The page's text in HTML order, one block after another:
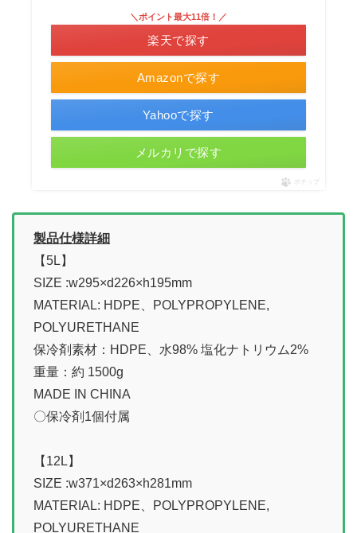
Amazonで探す
＼ポイント最大11倍！／
楽天で探す
Yahooで探す
メルカリで探す
ポチップ
製品仕様詳細
【5L】
SIZE :w295×d226×h195mm
MATERIAL: HDPE、POLYPROPYLENE,
POLYURETHANE
保冷剤素材：HDPE、水98% 塩化ナトリウム2%
重量：約 1500g
MADE IN CHINA
〇保冷剤1個付属
【12L】
SIZE :w371×d263×h281mm
MATERIAL: HDPE、POLYPROPYLENE,
POLYURETHANE